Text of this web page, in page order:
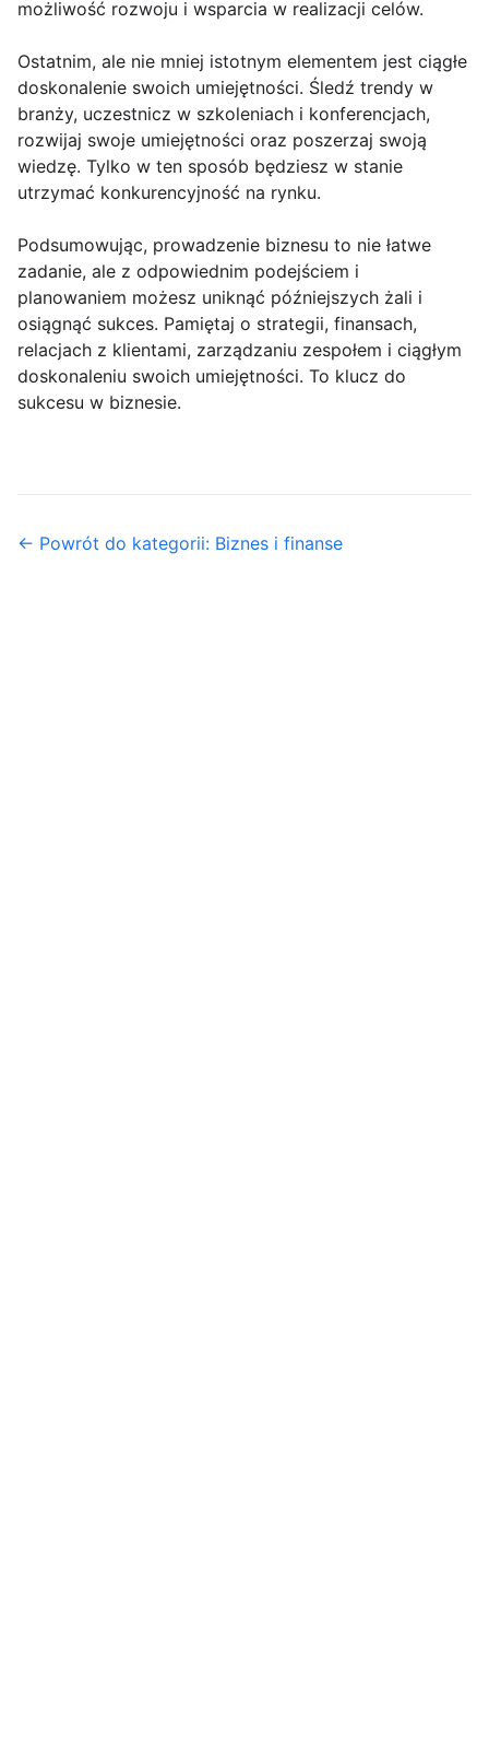
możliwość rozwoju i wsparcia w realizacji celów.
Ostatnim, ale nie mniej istotnym elementem jest ciągłe
doskonalenie swoich umiejętności. Śledź trendy w
branży, uczestnicz w szkoleniach i konferencjach,
rozwijaj swoje umiejętności oraz poszerzaj swoją
wiedzę. Tylko w ten sposób będziesz w stanie
utrzymać konkurencyjność na rynku.
Podsumowując, prowadzenie biznesu to nie łatwe
zadanie, ale z odpowiednim podejściem i
planowaniem możesz uniknąć późniejszych żali i
osiągnąć sukces. Pamiętaj o strategii, finansach,
relacjach z klientami, zarządzaniu zespołem i ciągłym
doskonaleniu swoich umiejętności. To klucz do
sukcesu w biznesie.
← Powrót do kategorii: Biznes i finanse